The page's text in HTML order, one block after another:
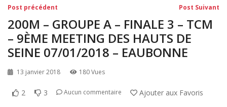
Navigation
de
l’article
Post précédent Post Suivant
200M – GROUPE A – FINALE 3 – TCM
– 9ÈME MEETING DES HAUTS DE
SEINE 07/01/2018 – EAUBONNE
13 janvier 2018 180 Vues
2 3 Aucun commentaire Ajouter aux Favoris